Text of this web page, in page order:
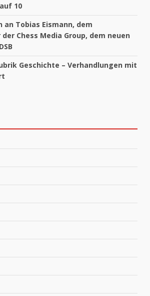
10
an Tobias Eismann, dem
Chess Media Group, dem neuen
Geschichte – Verhandlungen mit